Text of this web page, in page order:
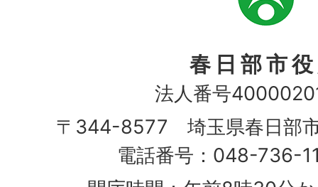
章
春日部市
法人番号
〒344-8577 埼玉県春日部
電話番号：048-736-